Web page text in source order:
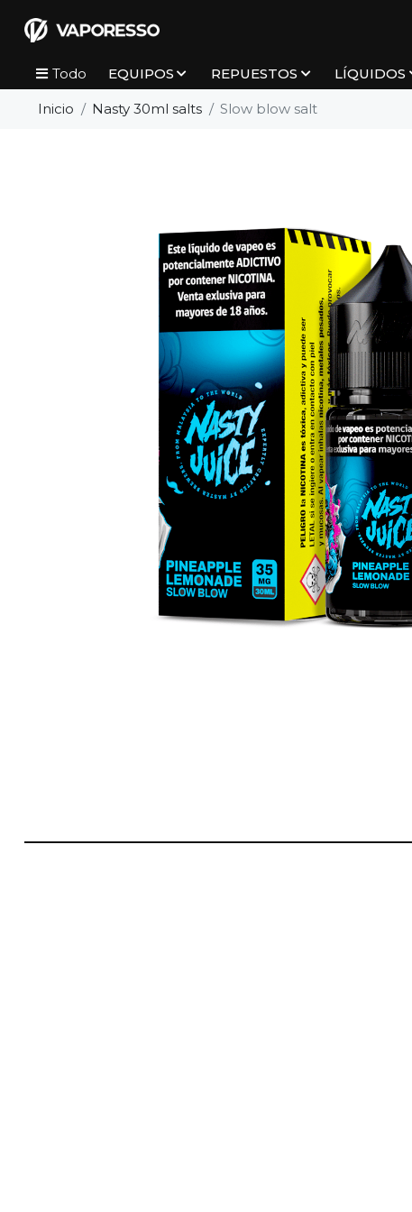
Todo EQUIPOS REPUESTOS LÍQUIDOS
Inicio Nasty 30ml salts Slow blow salt